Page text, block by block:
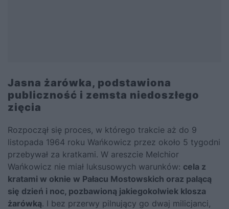
Jasna żarówka, podstawiona
publiczność i zemsta niedoszłego
zięcia
Rozpoczął się proces, w którego trakcie aż do 9
listopada 1964 roku Wańkowicz przez około 5 tygodni
przebywał za kratkami. W areszcie Melchior
Wańkowicz nie miał luksusowych warunków: cela z
kratami w oknie w Pałacu Mostowskich oraz palącą
się dzień i noc, pozbawioną jakiegokolwiek klosza
żarówką. I bez przerwy pilnujący go dwaj milicjanci,